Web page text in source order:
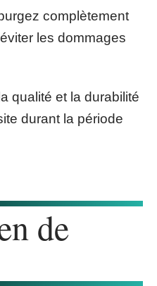
complètement
les dommages
qualité et la durabilité
durant la période
de